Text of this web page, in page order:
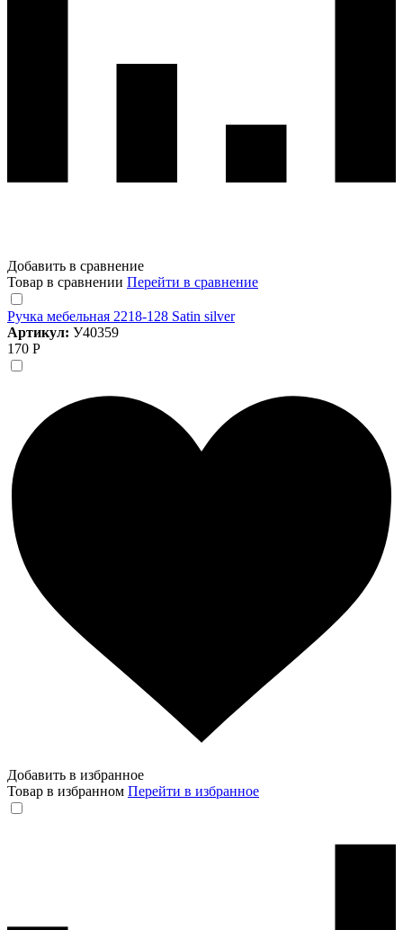
Добавить в сравнение
Товар в сравнении Перейти в сравнение
Ручка мебельная 2218-128 Satin silver
Артикул: У40359
170 Р
Добавить в избранное
Товар в избранном Перейти в избранное